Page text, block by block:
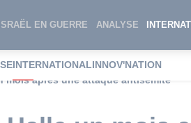
ISRAËL EN GUERRE ANALYSE
INTERNATIONALINNOV'NATION
mois après une attaque antisémite